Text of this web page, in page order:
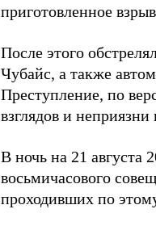
приготовленное
После этого
Чубайс, а также
Преступление, по
взглядов и неприязни
В ночь на 21 августа
восьмичасового
проходивших по